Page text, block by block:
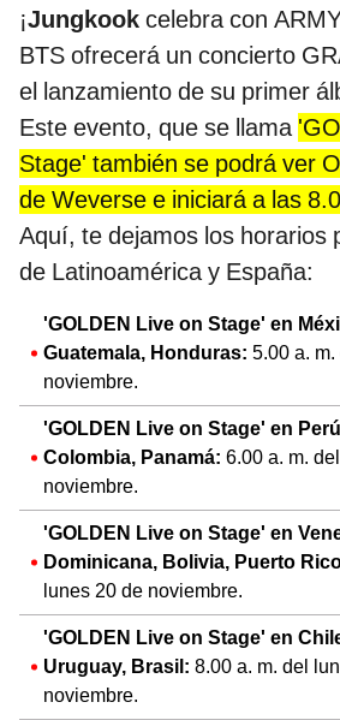
¡Jungkook celebra con
BTS ofrecerá un concierto
el lanzamiento de su primer
Este evento, que se llama
Stage' también se podrá ver
de Weverse e iniciará a las
Aquí, te dejamos los horarios
de Latinoamérica y España:
'GOLDEN Live on Stage' en
Guatemala, Honduras: 5.00 a.
noviembre.
'GOLDEN Live on Stage' en
Colombia, Panamá: 6.00 a. m.
noviembre.
'GOLDEN Live on Stage' en
Dominicana, Bolivia, Puerto
lunes 20 de noviembre.
'GOLDEN Live on Stage' en
Uruguay, Brasil: 8.00 a. m. del
noviembre.